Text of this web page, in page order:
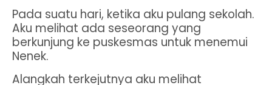
Pada suatu hari, ketika aku pulang sekolah.
Aku melihat ada seseorang yang
berkunjung ke puskesmas untuk menemui
Nenek.
Alangkah terkejutnya aku melihat